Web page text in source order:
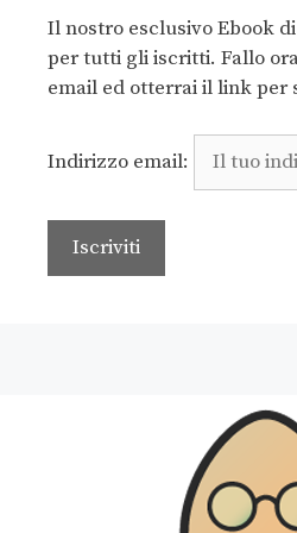
Il nostro esclusivo Ebook
per tutti gli iscritti. Fallo
email ed otterrai il link per
Indirizzo email: